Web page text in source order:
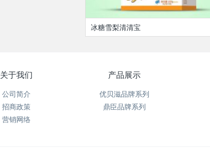
冰糖雪梨清清宝
关于我们
公司简介
招商政策
营销网络
产品展示
优贝滋品牌系列
鼎臣品牌系列